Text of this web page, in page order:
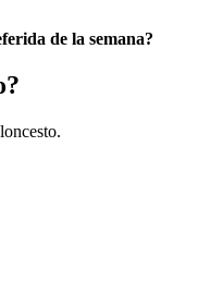
de la semana?